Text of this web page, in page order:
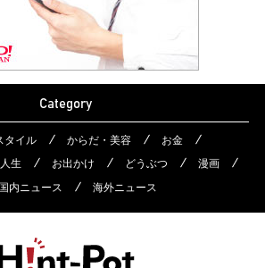
Category
タイル からだ・美容
お金
生 お出かけ どうぶつ
漫画
国内ニュース 海外ニュース